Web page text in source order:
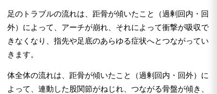
足のトラブルの流れは、距骨が傾いたこと（過剰回内・回
外）によって、アーチが崩れ、それによって衝撃が吸収で
きなくなり、指先や足底のあらゆる症状へとつながってい
きます。
体全体の流れは、距骨が傾いたこと（過剰回内・回外）に
よって、連動した股関節がねじれ、つながる骨盤が傾き、